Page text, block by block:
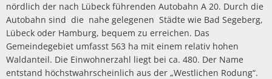
nördlich der nach Lübeck führenden Autobahn A 20. Durch die
Autobahn sind die nahe gelegenen Städte wie Bad Segeberg,
Lübeck oder Hamburg, bequem zu erreichen. Das
Gemeindegebiet umfasst 563 ha mit einem relativ hohen
Waldanteil. Die Einwohnerzahl liegt bei ca. 480. Der Name
entstand höchstwahrscheinlich aus der „Westlichen Rodung“.